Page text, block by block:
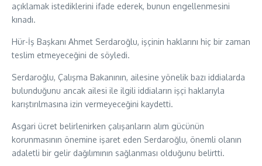
açıklamak istediklerini ifade ederek, bunun engellenmesini
kınadı.
Hür-İş Başkanı Ahmet Serdaroğlu, işçinin haklarını hiç bir zaman
teslim etmeyeceğini de söyledi.
Serdaroğlu, Çalışma Bakanının, ailesine yönelik bazı iddialarda
bulunduğunu ancak ailesi ile ilgili iddiaların işçi haklarıyla
karıştırılmasına izin vermeyeceğini kaydetti.
Asgari ücret belirlenirken çalışanların alım gücünün
korunmasının önemine işaret eden Serdaroğlu, önemli olanın
adaletli bir gelir dağılımının sağlanması olduğunu belirtti.